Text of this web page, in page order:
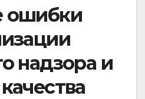
ошибки
надзора и